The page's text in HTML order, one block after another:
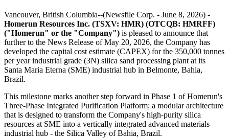
Vancouver, British Columbia--(Newsfile Corp. - June 8, 2026) -
Homerun Resources Inc. (TSXV: HMR) (OTCQB: HMRFF)
("Homerun" or the "Company") is pleased to announce that
further to the News Release of May 20, 2026, the Company has
developed the capital cost estimate (CAPEX) for the 350,000 tonnes
per year industrial grade (3N) silica sand processing plant at its
Santa Maria Eterna (SME) industrial hub in Belmonte, Bahia,
Brazil.
This milestone marks another step forward in Phase 1 of Homerun's
Three-Phase Integrated Purification Platform; a modular architecture
that is designed to transform the Company's high-purity silica
resources at SME into a vertically integrated advanced materials
industrial hub - the Silica Valley of Bahia, Brazil.